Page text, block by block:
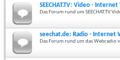
SEECHAT.TV: Video -
Das Forum rund um SEECHAT.TV
seechat.de: Radio - Internet
Das Forum rund um das Webradio